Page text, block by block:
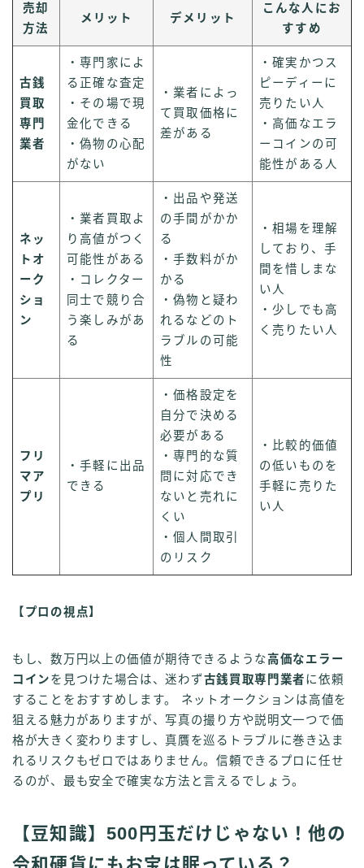
売却
方法
メリット デメリット
こんな人にお
すすめ
古銭
買取
専門
業者
・専門家によ
る正確な査定
・その場で現
金化できる
・偽物の心配
がない
・業者によっ
て買取価格に
差がある
・確実かつス
ピーディーに
売りたい人
・高価なエラ
ーコインの可
能性がある人
ネッ
トオ
ーク
ショ
ン
・業者買取よ
り高値がつく
可能性がある
・コレクター
同士で競り合
う楽しみがあ
る
・出品や発送
の手間がかか
る
・手数料がか
かる
・偽物と疑わ
れるなどのト
ラブルの可能
性
・相場を理解
しており、手
間を惜しまな
い人
・少しでも高
く売りたい人
フリ
マア
プリ
・手軽に出品
できる
・価格設定を
自分で決める
必要がある
・専門的な質
問に対応でき
ないと売れに
くい
・個人間取引
のリスク
・比較的価値
の低いものを
手軽に売りた
い人
【プロの視点】
もし、数万円以上の価値が期待できるような高価なエラー
コインを見つけた場合は、迷わず古銭買取専門業者に依頼
することをおすすめします。 ネットオークションは高値を
狙える魅力がありますが、写真の撮り方や説明文一つで価
格が大きく変わりますし、真贋を巡るトラブルに巻き込ま
れるリスクもゼロではありません。信頼できるプロに任せ
るのが、最も安全で確実な方法と言えるでしょう。
【豆知識】500円玉だけじゃない！他の